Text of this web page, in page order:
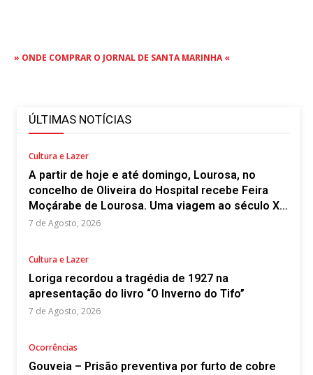
» ONDE COMPRAR O JORNAL DE SANTA MARINHA «
ÚLTIMAS NOTÍCIAS
Cultura e Lazer
A partir de hoje e até domingo, Lourosa, no
concelho de Oliveira do Hospital recebe Feira
Moçárabe de Lourosa. Uma viagem ao século X...
7 de Agosto, 2026
Cultura e Lazer
Loriga recordou a tragédia de 1927 na
apresentação do livro “O Inverno do Tifo”
7 de Agosto, 2026
Ocorrências
Gouveia – Prisão preventiva por furto de cobre